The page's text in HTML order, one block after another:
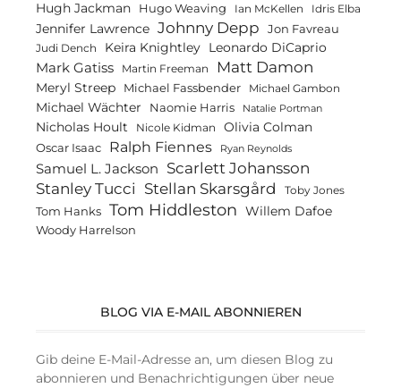
Hugh Jackman Hugo Weaving Ian McKellen Idris Elba
Jennifer Lawrence Johnny Depp Jon Favreau
Judi Dench Keira Knightley Leonardo DiCaprio
Mark Gatiss Martin Freeman Matt Damon
Meryl Streep Michael Fassbender Michael Gambon
Michael Wächter Naomie Harris Natalie Portman
Nicholas Hoult Nicole Kidman Olivia Colman
Oscar Isaac Ralph Fiennes Ryan Reynolds
Samuel L. Jackson Scarlett Johansson
Stanley Tucci Stellan Skarsgård Toby Jones
Tom Hanks Tom Hiddleston Willem Dafoe
Woody Harrelson
BLOG VIA E-MAIL ABONNIEREN
Gib deine E-Mail-Adresse an, um diesen Blog zu
abonnieren und Benachrichtigungen über neue